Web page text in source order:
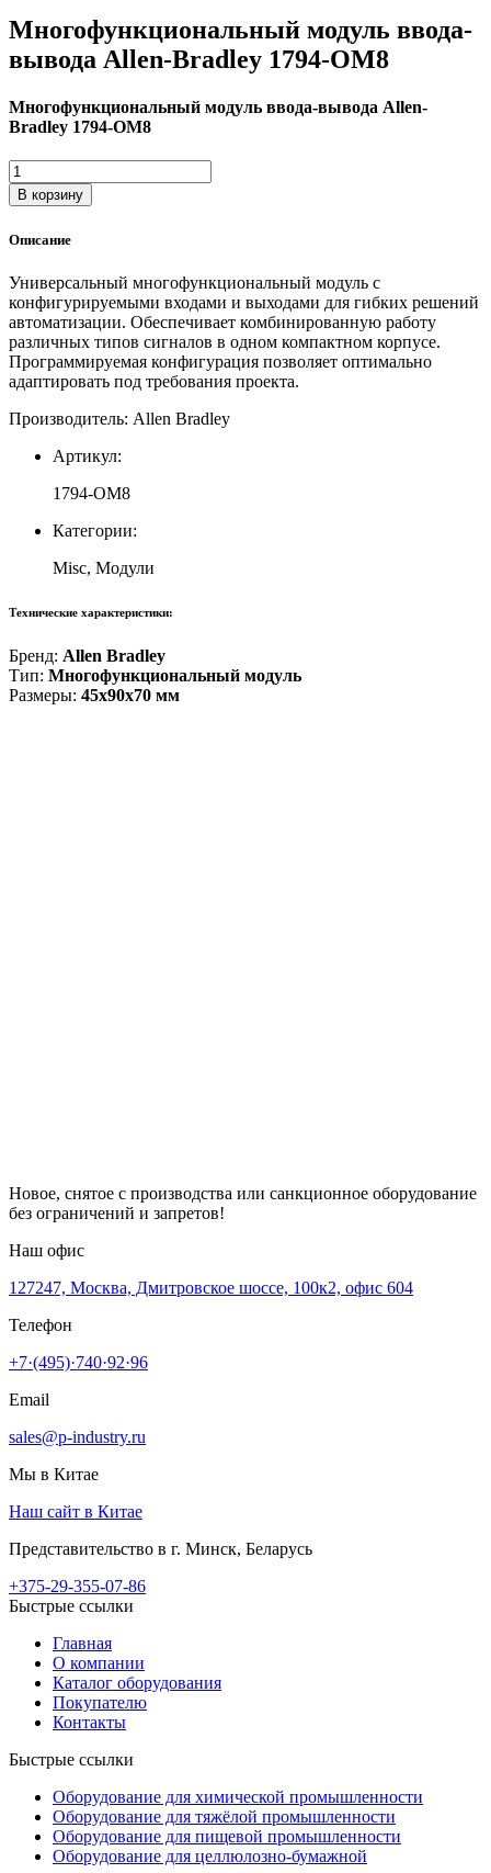
Многофункциональный модуль ввода-
вывода Allen-Bradley 1794-OM8
Многофункциональный модуль ввода-вывода Allen-
Bradley 1794-OM8
Количество
товара
Многофункциональный
ввода-
Allen-
Bradley
1794-
OM8
В корзину
Описание
Универсальный многофункциональный модуль с
конфигурируемыми входами и выходами для гибких решений
автоматизации. Обеспечивает комбинированную работу
различных типов сигналов в одном компактном корпусе.
Программируемая конфигурация позволяет оптимально
адаптировать под требования проекта.
Производитель: Allen Bradley
Артикул:
1794-OM8
Категории:
Misc, Модули
Технические характеристики:
Бренд: Allen Bradley
Тип: Многофункциональный модуль
Размеры: 45x90x70 мм
Новое, снятое с производства или санкционное оборудование
без ограничений и запретов!
Наш офис
127247, Москва, Дмитровское шоссе, 100к2, офис 604
Телефон
+7·(495)·740·92·96
Email
sales@p-industry.ru
Мы в Китае
Наш сайт в Китае
Представительство в г. Минск, Беларусь
+375-29-355-07-86
Быстрые ссылки
Главная
О компании
Каталог оборудования
Покупателю
Контакты
Быстрые ссылки
Оборудование для химической промышленности
Оборудование для тяжёлой промышленности
Оборудование для пищевой промышленности
Оборудование для целлюлозно-бумажной